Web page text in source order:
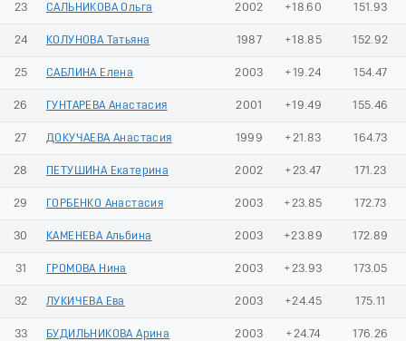
23 САЛЬНИКОВА Ольга 2002 +18.60 151.93
24 КОЛУНОВА Татьяна 1987 +18.85 152.92
25 САБЛИНА Елена 2003 +19.24 154.47
26 ГУНТАРЕВА Анастасия 2001 +19.49 155.46
27 ДОКУЧАЕВА Анастасия 1999 +21.83 164.73
28 ПЕТУШИНА Екатерина 2002 +23.47 171.23
29 ГОРБЕНКО Анастасия 2003 +23.85 172.73
30 КАМЕНЕВА Альбина 2003 +23.89 172.89
31 ГРОМОВА Нина 2003 +23.93 173.05
32 ЛУКИЧЕВА Ева 2003 +24.45 175.11
33 БУДИЛЬНИКОВА Арина 2003 +24.74 176.26